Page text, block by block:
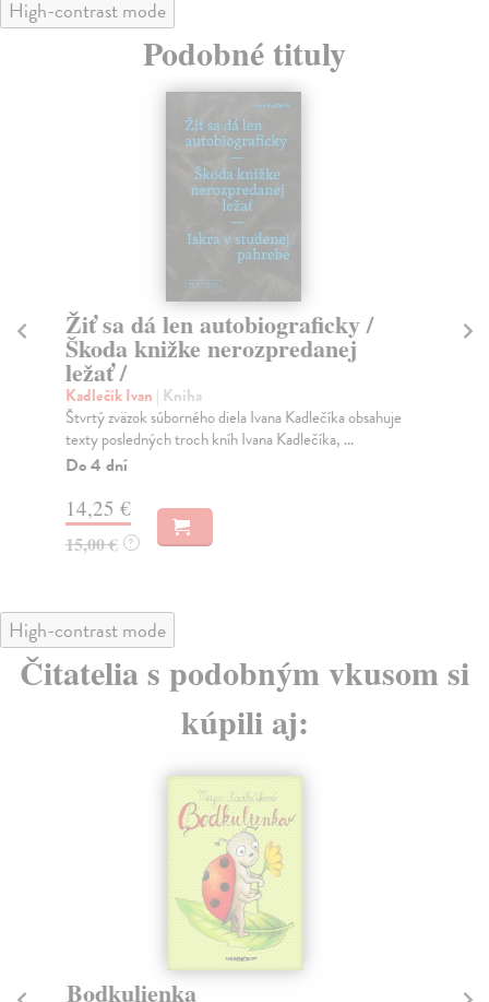
High-contrast mode
Podobné tituly
Žiť sa dá len autobiograficky /
Škoda knižke nerozpredanej
ležať /
Kadlečík Ivan | Kniha
Štvrtý zväzok súborného diela Ivana Kadlečíka obsahuje
texty posledných troch kníh Ivana Kadlečíka, ...
Do 4 dní
14,25 €
15,00 € ?
High-contrast mode
Čitatelia s podobným vkusom si
kúpili aj:
Bodkulienka